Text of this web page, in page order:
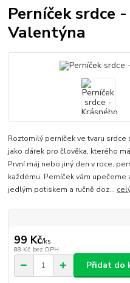
Perníček srdce
Valentýna
Roztomilý perníček ve tvaru
jako dárek pro člověka, kterého
První máj nebo jiný den v roce,
každému. Perníček vám
jedlým potiskem a ručně doz...
99 Kč/ks
88 Kč bez DPH
Přidat do